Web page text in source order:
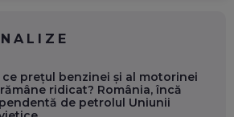
ce prețul benzinei și al motorinei
ridicat? România, încă
de petrolul Uniunii